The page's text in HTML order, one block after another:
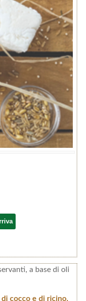
a base di oli
cocco e di ricino,